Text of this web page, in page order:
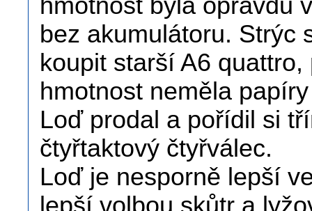
hmotnost byla opravdu
bez akumulátoru. Strýc
koupit starší A6
hmotnost neměla
Loď prodal a pořídil si
čtyřtaktový čtyřválec.
Loď je nesporně lepší
lepší volbou skůtr a